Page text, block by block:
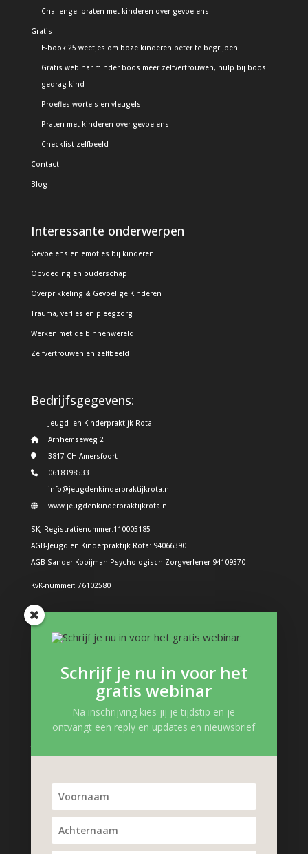
Challenge: praten met kinderen over gevoelens
Gratis
E-book 25 weetjes om boze kinderen beter te begrijpen
Gratis webinar minder boos meer zelfvertrouwen, hulp bij boos
gedrag kind
Proefles wortels en vleugels
Praten met kinderen over gevoelens
Checklist zelfbeeld
Contact
Blog
Interessante onderwerpen
Gevoelens en emoties bij kinderen
Opvoeding en ouderschap
Overprikkeling & Gevoelige Kinderen
Trauma, verlies en pleegzorg
Werken met de binnenwereld
Zelfvertrouwen en zelfbeeld
Bedrijfsgegevens:
Jeugd- en Kinderpraktijk Rota
Arnhemseweg 2
3817 CH Amersfoort
0618398533
info@jeugdenkinderpraktijkrota.nl
www.jeugdenkinderpraktijkrota.nl
SKJ Registratienummer:110005185
AGB-Jeugd en Kinderpraktijk Rota: 94066390
AGB-Sander Kooijman Psychologisch Zorgverlener 94109370
KvK-nummer: 76102580
Problemen bij kinderen
Structuur in de dag: Hoe doe je dat?
Boeken en interessante links
Gevoelens kind
Zelfvertrouwen kind
Trauma, verlies en pleegzorg
Gedragsproblemen
Schrijf je nu in voor het
gratis webinar
Na inschrijving kies jij je tijdstip en je
ontvangt een reply en updates en nieuwsbrief